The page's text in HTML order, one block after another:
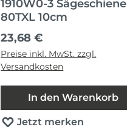
1910W0-3 Sägeschiene
80TXL 10cm
Regulärer Preis:
23,68 €
Preise inkl. MwSt. zzgl.
Versandkosten
In den Warenkorb
Jetzt merken